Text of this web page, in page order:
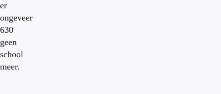
er
ongeveer
630
geen
school
meer.